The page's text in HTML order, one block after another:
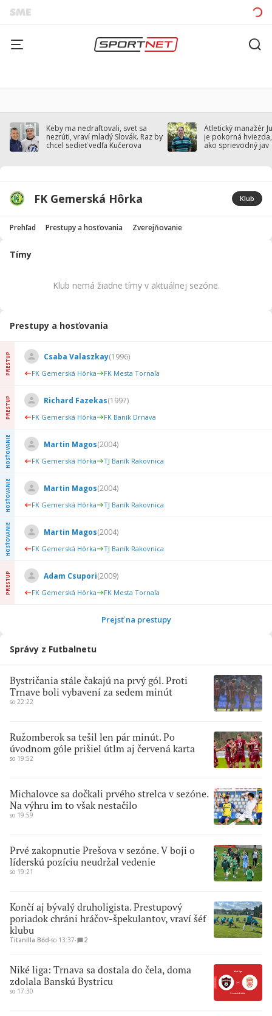
Keby ma nedraftovali, svet sa
nezrúti, vraví mladý Slovák. Raz by
chcel sedieť vedľa Kučerova
Atletický manažér
je pokorná
ako sprievodný jav
FK Gemerská Hôrka Klub
Prehľad Prestupy a hosťovania Zverejňovanie
Tímy
Klub nemá žiadne tímy v aktuálnej sezóne.
Prestupy a hosťovania
PRESTUP Csaba Valaszkay(1996)
FK Gemerská Hôrka FK Mesta Tornaľa
PRESTUP Richard Fazekas(1997)
FK Gemerská Hôrka FK Baník Drnava
HOSŤOVANIE Martin Magos(2004)
FK Gemerská Hôrka TJ Baník Rakovnica
HOSŤOVANIE Martin Magos(2004)
FK Gemerská Hôrka TJ Baník Rakovnica
HOSŤOVANIE Martin Magos(2004)
FK Gemerská Hôrka TJ Baník Rakovnica
PRESTUP Adam Csupori(2009)
FK Gemerská Hôrka FK Mesta Tornaľa
Prejsť na prestupy
Správy z Futbalnetu
Bystričania stále čakajú na prvý gól. Proti
Trnave boli vybavení za sedem minút
so 22:22
Ružomberok sa tešil len pár minút. Po
úvodnom góle prišiel útlm aj červená karta
so 19:52
Michalovce sa dočkali prvého strelca v sezóne.
Na výhru im to však nestačilo
so 19:59
Prvé zakopnutie Prešova v sezóne. V boji o
líderskú pozíciu neudržal vedenie
so 19:21
Končí aj bývalý druholigista. Prestupový
poriadok chráni hráčov-špekulantov, vraví šéf
klubu
Titanilla Bőd∙so 13:37∙ 2
Niké liga: Trnava sa dostala do čela, doma
zdolala Banskú Bystricu
so 17:30